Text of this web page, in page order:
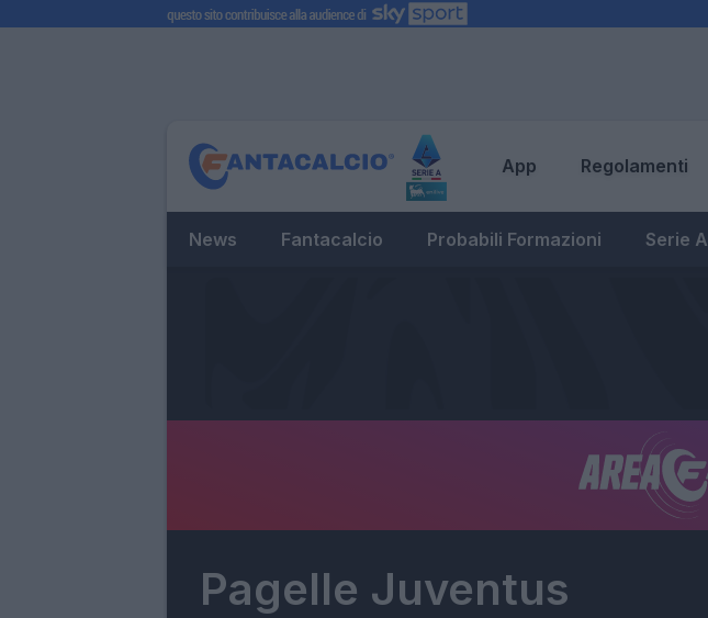
App Regolamenti
News Fantacalcio Probabili Formazioni Serie A
Pagelle Juventus